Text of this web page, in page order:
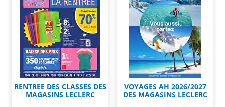
RENTREE DES CLASSES DES
MAGASINS LECLERC
VOYAGES AH 2026/2027
DES MAGASINS LECLERC